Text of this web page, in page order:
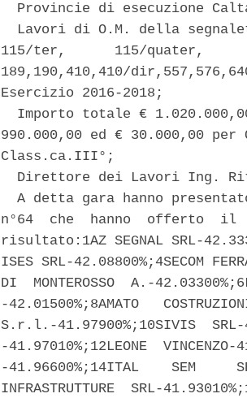
Provincie di esecuzione
Lavori di O.M. della
115/ter,      115/quater,
189,190,410,410/
Esercizio 2016-2018;
Importo totale €
990.000,00 ed € 30.000,00
Class.ca.III°;
Direttore dei Lavori Ing.
A detta gara hanno
n°64  che  hanno  offerto  il
risultato:1AZ SEGNAL SRL-
ISES SRL-42.08800%;4SECOM
DI  MONTEROSSO  A.-
-42.01500%;8AMATO
S.r.l.-41.97900%;10SIVIS  SRL-
-41.97010%;12LEONE  VINCENZO-
-41.96600%;14ITAL    SEM
INFRASTRUTTURE  SRL-